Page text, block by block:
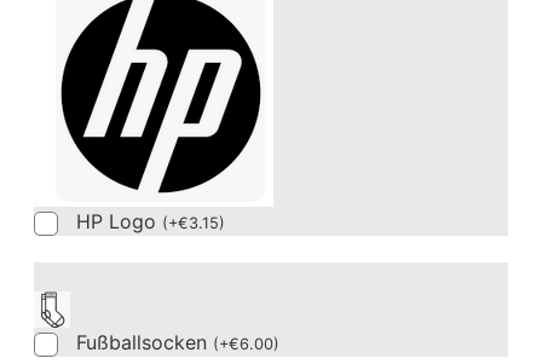
HP Logo (+€3.15)
Fußballsocken (+€6.00)